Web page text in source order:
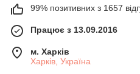
99% позитивних з 1657
Працює з 13.09.2016
м. Харків
Харків, Україна